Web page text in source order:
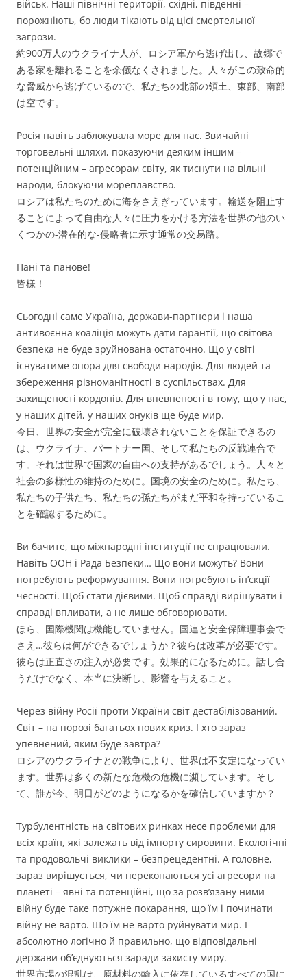
військ. Наші північні території, східні, південні –
порожніють, бо люди тікають від цієї смертельної
загрози.
約900万人のウクライナ人が、ロシア軍から逃げ出し、故郷で
ある家を離れることを余儀なくされました。人々がこの致命的
な脅威から逃げているので、私たちの北部の領土、東部、南部
は空です。
Росія навіть заблокувала море для нас. Звичайні
торговельні шляхи, показуючи деяким іншим –
потенційним – агресорам світу, як тиснути на вільні
народи, блокуючи мореплавство.
ロシアは私たちのために海をさえぎっています。輸送を阻止す
ることによって自由な人々に圧力をかける方法を世界の他のい
くつかの-潜在的な-侵略者に示す通常の交易路。
Пані та панове!
皆様！
Сьогодні саме Україна, держави-партнери і наша
антивоєнна коаліція можуть дати гарантії, що світова
безпека не буде зруйнована остаточно. Що у світі
існуватиме опора для свободи народів. Для людей та
збереження різноманітності в суспільствах. Для
захищеності кордонів. Для впевненості в тому, що у нас,
у наших дітей, у наших онуків ще буде мир.
今日、世界の安全が完全に破壊されないことを保証できるの
は、ウクライナ、パートナー国、そして私たちの反戦連合で
す。それは世界で国家の自由への支持があるでしょう。人々と
社会の多様性の維持のために。国境の安全のために。私たち、
私たちの子供たち、私たちの孫たちがまだ平和を持っているこ
とを確認するために。
Ви бачите, що міжнародні інституції не спрацювали.
Навіть ООН і Рада Безпеки… Що вони можуть? Вони
потребують реформування. Вони потребують ін’єкції
чесності. Щоб стати дієвими. Щоб справді вирішувати і
справді впливати, а не лише обговорювати.
ほら、国際機関は機能していません。国連と安全保障理事会で
さえ…彼らは何ができるでしょうか？彼らは改革が必要です。
彼らは正直さの注入が必要です。効果的になるために。話し合
うだけでなく、本当に決断し、影響を与えること。
Через війну Росії проти України світ дестабілізований.
Світ – на порозі багатьох нових криз. І хто зараз
упевнений, яким буде завтра?
ロシアのウクライナとの戦争により、世界は不安定になってい
ます。世界は多くの新たな危機の危機に瀕しています。そし
て、誰が今、明日がどのようになるかを確信していますか？
Турбулентність на світових ринках несе проблеми для
всіх країн, які залежать від імпорту сировини. Екологічні
та продовольчі виклики – безпрецедентні. А головне,
зараз вирішується, чи переконаються усі агресори на
планеті – явні та потенційні, що за розв’язану ними
війну буде таке потужне покарання, що їм і починати
війну не варто. Що їм не варто руйнувати мир. І
абсолютно логічно й правильно, що відповідальні
держави обʼєднуються заради захисту миру.
世界市場の混乱は、原材料の輸入に依存しているすべての国に